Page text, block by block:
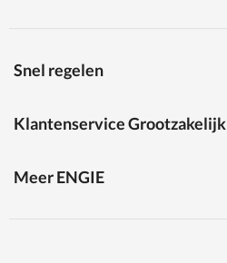
Snel regelen
Klantenservice Grootzakelijk
Meer ENGIE